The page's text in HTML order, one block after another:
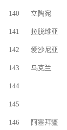
140 立陶宛
141 拉脱维亚
142 爱沙尼亚
143 乌克兰
144
145
146 阿塞拜疆